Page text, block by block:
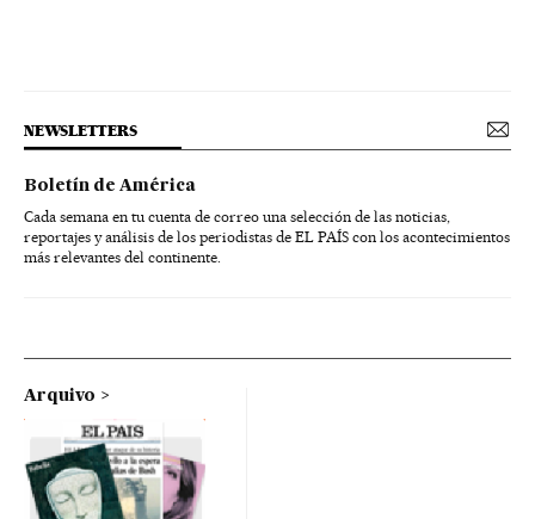
NEWSLETTERS
Boletín de América
Cada semana en tu cuenta de correo una selección de las noticias,
reportajes y análisis de los periodistas de EL PAÍS con los acontecimientos
más relevantes del continente.
Arquivo